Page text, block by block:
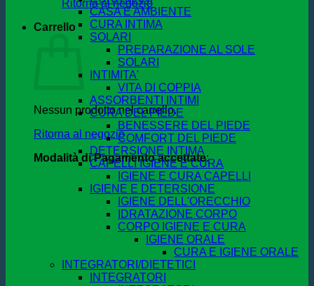
Ritorna al negozio
Carrello
Nessun prodotto nel carrello.
Ritorna al negozio
Modalità di Pagamento accettate:
CASA E AMBIENTE
CURA INTIMA
SOLARI
PREPARAZIONE AL SOLE
SOLARI
INTIMITA'
VITA DI COPPIA
ASSORBENTI INTIMI
CURA DEL PIEDE
BENESSERE DEL PIEDE
COMFORT DEL PIEDE
DETERSIONE INTIMA
CAPELLI IGIENE E CURA
IGIENE E CURA CAPELLI
IGIENE E DETERSIONE
IGIENE DELL'ORECCHIO
IDRATAZIONE CORPO
CORPO IGIENE E CURA
IGIENE ORALE
CURA E IGIENE ORALE
INTEGRATORI/DIETETICI
INTEGRATORI